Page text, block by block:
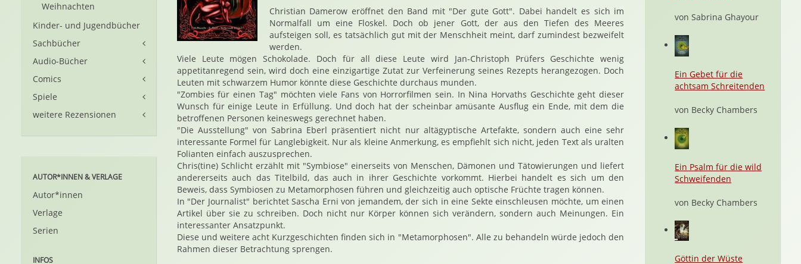
Christian Damerow eröffnet den Band mit "Der gute Gott". Dabei handelt es sich im
Normalfall um eine Floskel. Doch ob jener Gott, der aus den Tiefen des Meeres
aufsteigen soll, es tatsächlich gut mit der Menschheit meint, darf zumindest bezweifelt
werden.
Viele Leute mögen Schokolade. Doch für all diese Leute wird Jan-Christoph Prüfers Geschichte wenig
appetitanregend sein, wird doch eine einzigartige Zutat zur Verfeinerung seines Rezepts herangezogen. Doch
Leuten mit schwarzem Humor könnte diese Geschichte durchaus munden.
"Zombies für einen Tag" möchten viele Fans von Horrorfilmen sein. In Nina Horvaths Geschichte geht dieser
Wunsch für einige Leute in Erfüllung. Und doch hat der scheinbar amüsante Ausflug ein Ende, mit dem die
betroffenen Personen keineswegs gerechnet haben.
"Die Ausstellung" von Sabrina Eberl präsentiert nicht nur altägyptische Artefakte, sondern auch eine sehr
interessante Formel für Langlebigkeit. Nur als kleine Anmerkung, es empfiehlt sich nicht, jeden Text als uralten
Folianten einfach auszusprechen.
Chris(tine) Schlicht erzählt mit "Symbiose" einerseits von Menschen, Dämonen und Tätowierungen und liefert
andererseits auch das Titelbild, das auch in ihrer Geschichte vorkommt. Hierbei handelt es sich um den
Beweis, dass Symbiosen zu Metamorphosen führen und gleichzeitig auch optische Früchte tragen können.
In "Der Journalist" berichtet Sascha Erni von jemandem, der sich in eine Sekte einschleusen möchte, um einen
Artikel über sie zu schreiben. Doch nicht nur Körper können sich verändern, sondern auch Meinungen. Ein
interessanter Ansatzpunkt.
Diese und weitere acht Kurzgeschichten finden sich in "Metamorphosen". Alle zu behandeln würde jedoch den
Rahmen dieser Betrachtung sprengen.
Weihnachten
Kinder- und Jugendbücher
Sachbücher
Audio-Bücher
Comics
Spiele
weitere Rezensionen
AUTOR*INNEN & VERLAGE
Autor*innen
Verlage
Serien
INFOS
von Sabrina Ghayour
Ein Gebet für die
achtsam Schreitenden
von Becky Chambers
Ein Psalm für die wild
Schweifenden
von Becky Chambers
Göttin der Wüste